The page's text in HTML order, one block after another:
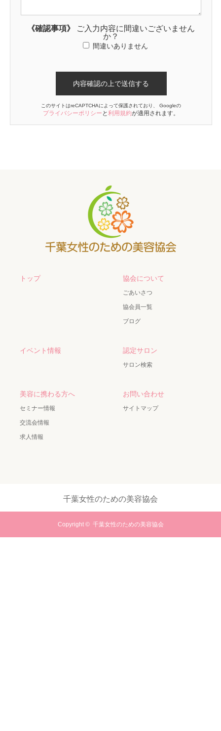
《確認事項》
ご入力内容に間違いございません
か？
間違いありません
このサイトはreCAPTCHAによって保護されており、 Googleの
プライバシーポリシー と 利用規約が適用されます。
トップ 協会について
ごあいさつ
協会員一覧
ブログ
イベント情報 認定サロン
サロン検索
美容に携わる方へ
セミナー情報
交流会情報
求人情報
お問い合わせ
サイトマップ
千葉女性のための美容協会
Copyright © 千葉女性のための美容協会